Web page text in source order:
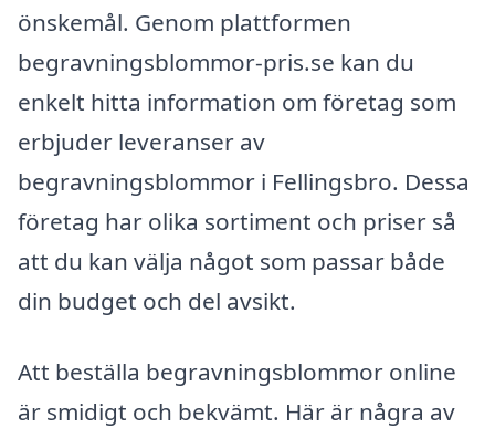
önskemål. Genom plattformen
begravningsblommor-pris.se kan du
enkelt hitta information om företag som
erbjuder leveranser av
begravningsblommor i Fellingsbro. Dessa
företag har olika sortiment och priser så
att du kan välja något som passar både
din budget och del avsikt.
Att beställa begravningsblommor online
är smidigt och bekvämt. Här är några av